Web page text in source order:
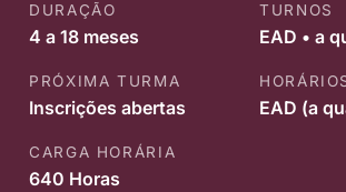
DURAÇÃO
4 a 18 meses
TURNOS
EAD • a
PRÓXIMA TURMA
Inscrições abertas EAD (a
CARGA HORÁRIA
640 Horas